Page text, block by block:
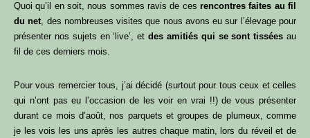
Quoi qu’il en soit, nous sommes ravis de ces rencontres faites au fil
du net, des nombreuses visites que nous avons eu sur l’élevage pour
présenter nos sujets en ‘live’, et des amitiés qui se sont tissées au
fil de ces derniers mois.
Pour vous remercier tous, j’ai décidé (surtout pour tous ceux et celles
qui n’ont pas eu l’occasion de les voir en vrai !!) de vous présenter
durant ce mois d’août, nos parquets et groupes de plumeux, comme
je les vois les uns après les autres chaque matin, lors du réveil et de